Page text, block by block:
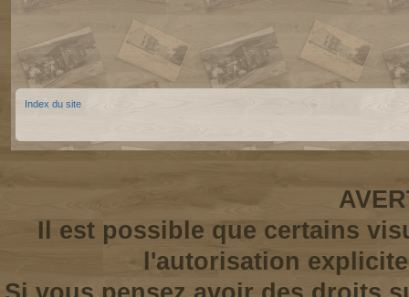
Index du site
Il est possible que certains
l'autorisation